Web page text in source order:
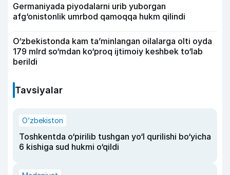
Germaniyada piyodalarni urib yuborgan
afg‘onistonlik umrbod qamoqqa hukm qilindi
O‘zbekistonda kam ta’minlangan oilalarga olti oyda
179 mlrd so‘mdan ko‘proq ijtimoiy keshbek to‘lab
berildi
Tavsiyalar
O‘zbekiston
Toshkentda o‘pirilib tushgan yo‘l qurilishi bo‘yicha
6 kishiga sud hukmi o‘qildi